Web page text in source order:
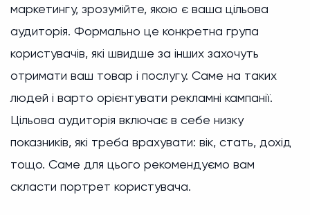
маркетингу, зрозумійте, якою є ваша цільова
аудиторія. Формально це конкретна група
користувачів, які швидше за інших захочуть
отримати ваш товар і послугу. Саме на таких
людей і варто орієнтувати рекламні кампанії.
Цільова аудиторія включає в себе низку
показників, які треба врахувати: вік, стать, дохід
тощо. Саме для цього рекомендуємо вам
скласти портрет користувача.